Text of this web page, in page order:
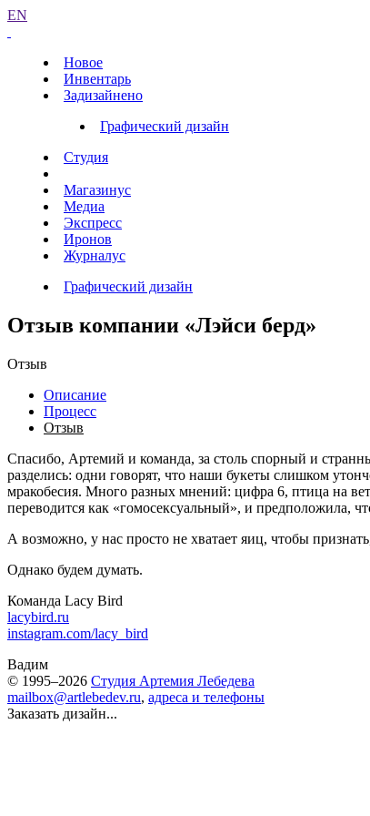
EN
Новое
Инвентарь
Задизайнено
Графический дизайн
Студия
Магазинус
Медиа
Экспресс
Иронов
Журналус
Графический дизайн
Отзыв компании «Лэйси берд»
Отзыв
Описание
Процесс
Отзыв
Спасибо, Артемий и команда, за столь спорный и
разделись: одни говорят, что наши букеты слишком
мракобесия. Много разных мнений: цифра 6, птица на
переводится как «гомосексуальный», и предположила,
А возможно, у нас просто не хватает яиц, чтобы
Однако будем думать.
Команда Lacy Bird
lacybird.ru
instagram.com/lacy_bird
Вадим
© 1995–2026 Студия Артемия Лебедева
mailbox@artlebedev.ru, адреса и телефоны
Заказать дизайн...